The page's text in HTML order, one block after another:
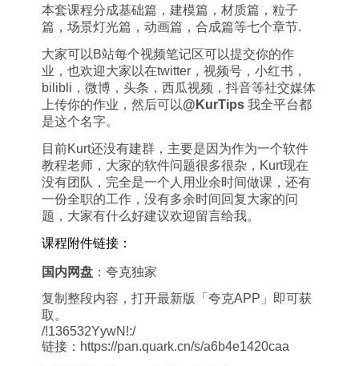
本套课程分成基础篇，建模篇，材质篇，粒子
篇，场景灯光篇，动画篇，合成篇等七个章节.
大家可以B站每个视频笔记区可以提交你的作
业，也欢迎大家以在twitter，视频号，小红书，
bilibli，微博，头条，西瓜视频，抖音等社交媒体
上传你的作业，然后可以@KurTips我全平台都
是这个名字。
目前Kurt还没有建群，主要是因为作为一个软件
教程老师，大家的软件问题很多很杂，Kurt现在
没有团队，完全是一个人用业余时间做课，还有
一份全职的工作，没有多余时间回复大家的问
题，大家有什么好建议欢迎留言给我。
课程附件链接：
国内网盘：夸克独家
复制整段内容，打开最新版「夸克APP」即可获
取。
/!136532YywN!:/
链接：https://pan.quark.cn/s/a6b4e1420caa